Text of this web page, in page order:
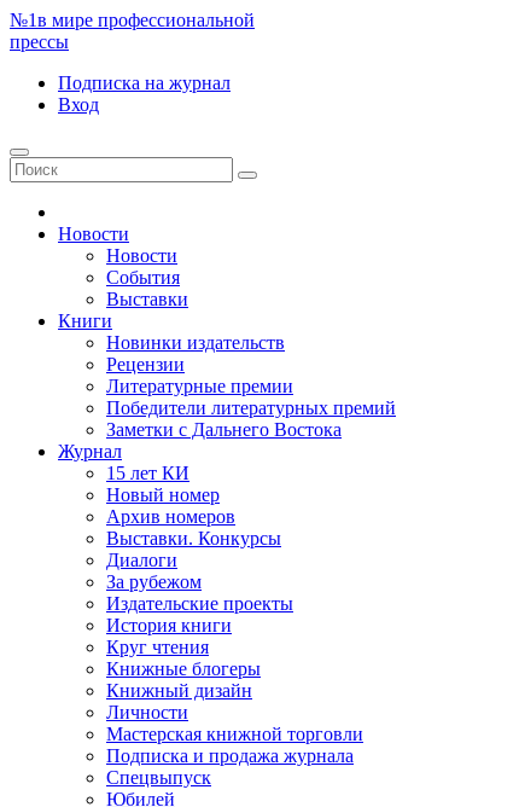
№1в мире профессиональной
прессы
Подписка на журнал
Вход
Новости
Новости
События
Выставки
Книги
Новинки издательств
Рецензии
Литературные премии
Победители литературных премий
Заметки с Дальнего Востока
Журнал
15 лет КИ
Новый номер
Архив номеров
Выставки. Конкурсы
Диалоги
За рубежом
Издательские проекты
История книги
Круг чтения
Книжные блогеры
Книжный дизайн
Личности
Мастерская книжной торговли
Подписка и продажа журнала
Спецвыпуск
Юбилей